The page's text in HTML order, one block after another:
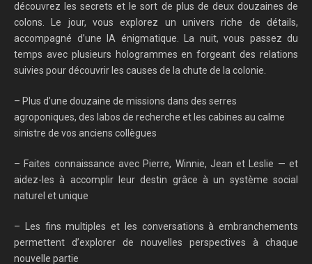
découvrez les secrets et le sort de plus de deux douzaines de
colons. Le jour, vous explorez un univers riche de détails,
accompagné d’une IA énigmatique. La nuit, vous passez du
temps avec plusieurs hologrammes en forgeant des relations
suivies pour découvrir les causes de la chute de la colonie.
– Plus d’une douzaine de missions dans des serres
agroponiques, des labos de recherche et les cabines au calme
sinistre de vos anciens collègues
– Faites connaissance avec Pierre, Winnie, Jean et Leslie — et
aidez-les à accomplir leur destin grâce à un système social
naturel et unique
– Les fins multiples et les conversations à embranchements
permettent d’explorer de nouvelles perspectives à chaque
nouvelle partie